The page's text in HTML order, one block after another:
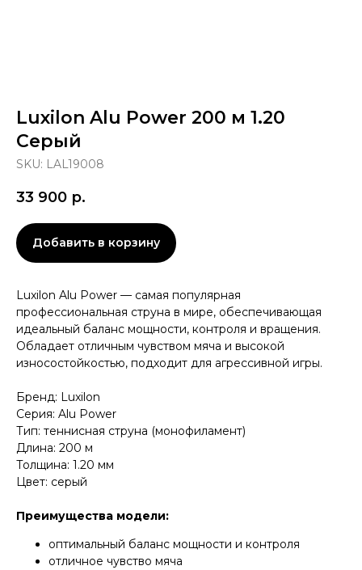
Luxilon Alu Power 200 м 1.20
Серый
SKU: LAL19008
33 900 р.
Добавить в корзину
Luxilon Alu Power — самая популярная
профессиональная струна в мире, обеспечивающая
идеальный баланс мощности, контроля и вращения.
Обладает отличным чувством мяча и высокой
износостойкостью, подходит для агрессивной игры.
Бренд: Luxilon
Серия: Alu Power
Тип: теннисная струна (монофиламент)
Длина: 200 м
Толщина: 1.20 мм
Цвет: серый
Преимущества модели:
оптимальный баланс мощности и контроля
отличное чувство мяча